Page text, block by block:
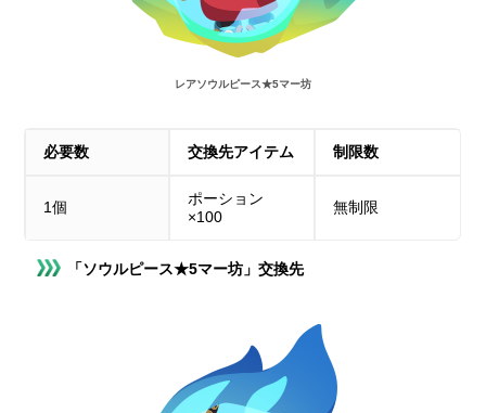
レアソウルピース★5マー坊
必要数 交換先アイテム 制限数
1個
ポーション
×100
無制限
「ソウルピース★5マー坊」交換先